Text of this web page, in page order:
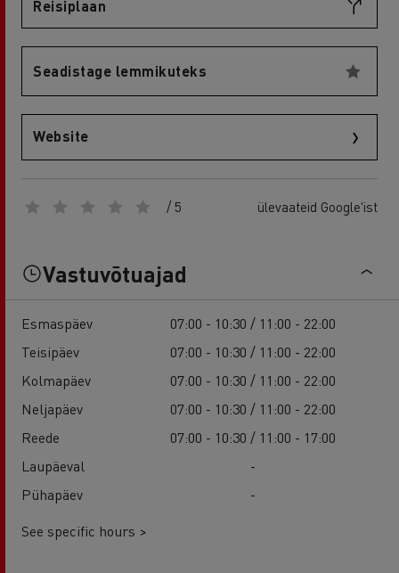
Reisiplaan
Seadistage lemmikuteks
Website
/ 5 ülevaateid Google'ist
Vastuvõtuajad
Esmaspäev
07:00 - 10:30 / 11:00 - 22:00
Teisipäev
07:00 - 10:30 / 11:00 - 22:00
Kolmapäev
07:00 - 10:30 / 11:00 - 22:00
Neljapäev
07:00 - 10:30 / 11:00 - 22:00
Reede
07:00 - 10:30 / 11:00 - 17:00
Laupäeval
-
Pühapäev
-
See specific hours >